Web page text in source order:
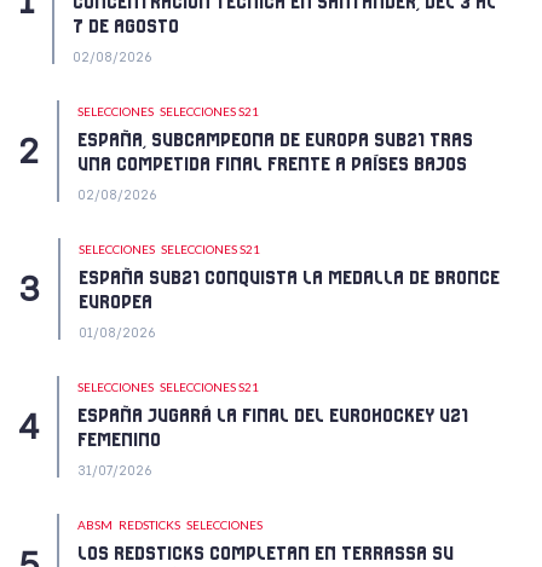
7 DE AGOSTO
02/08/2026
SELECCIONES SELECCIONES S21
ESPAÑA, SUBCAMPEONA DE EUROPA SUB21 TRAS
UNA COMPETIDA FINAL FRENTE A PAÍSES BAJOS
02/08/2026
SELECCIONES SELECCIONES S21
ESPAÑA SUB21 CONQUISTA LA MEDALLA DE BRONCE
EUROPEA
01/08/2026
SELECCIONES SELECCIONES S21
ESPAÑA JUGARÁ LA FINAL DEL EUROHOCKEY U21
FEMENINO
31/07/2026
ABSM REDSTICKS SELECCIONES
LOS REDSTICKS COMPLETAN EN TERRASSA SU